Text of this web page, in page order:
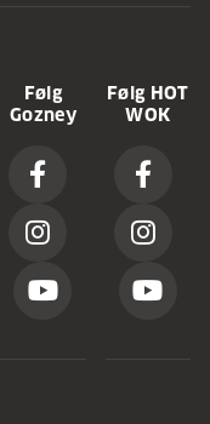
Følg
Gozney
Følg HOT
WOK